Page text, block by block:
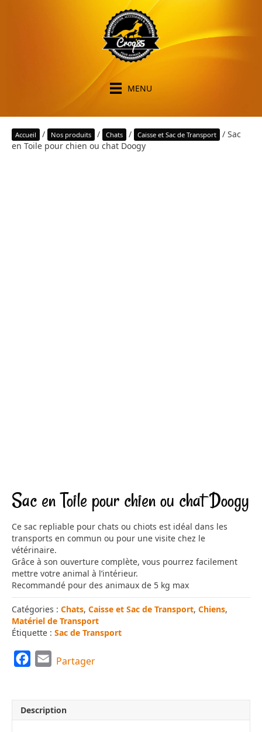
MENU
Accueil / Nos produits / Chats / Caisse et Sac de Transport
/ Sac
en Toile pour chien ou chat Doogy
Sac en Toile pour chien ou chat Doogy
Ce sac repliable pour chats ou chiots est idéal dans les
transports en commun ou pour une visite chez le
vétérinaire.
Grâce à son ouverture complète, vous pourrez facilement
mettre votre animal à l’intérieur.
Recommandé pour des animaux de 5 kg max
Catégories : Chats, Caisse et Sac de Transport, Chiens,
Matériel de Transport
Étiquette : Sac de Transport
e
b
i
l
Partager
Description